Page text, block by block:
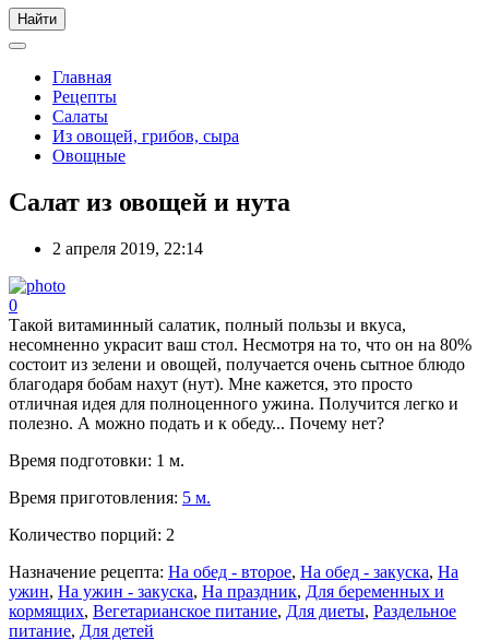
Главная
Рецепты
Салаты
Из овощей, грибов, сыра
Овощные
Салат из овощей и нута
2 апреля 2019, 22:14
0
Такой витаминный салатик, полный пользы и вкуса,
несомненно украсит ваш стол. Несмотря на то, что он на 80%
состоит из зелени и овощей, получается очень сытное блюдо
благодаря бобам нахут (нут). Мне кажется, это просто
отличная идея для полноценного ужина. Получится легко и
полезно. А можно подать и к обеду... Почему нет?
Время подготовки: 1 м.
Время приготовления: 5 м.
Количество порций: 2
Назначение рецепта: На обед - второе, На обед - закуска, На
ужин, На ужин - закуска, На праздник, Для беременных и
кормящих, Вегетарианское питание, Для диеты, Раздельное
питание, Для детей